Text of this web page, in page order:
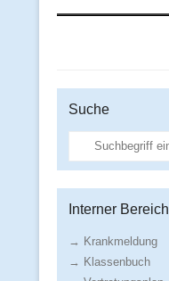
Suche
Suche
Interner Bereich
→ Krankmeldung
→ Klassenbuch